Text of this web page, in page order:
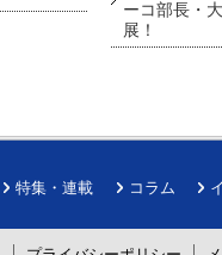
ーコ部長・
展！
特集・連載 コラム